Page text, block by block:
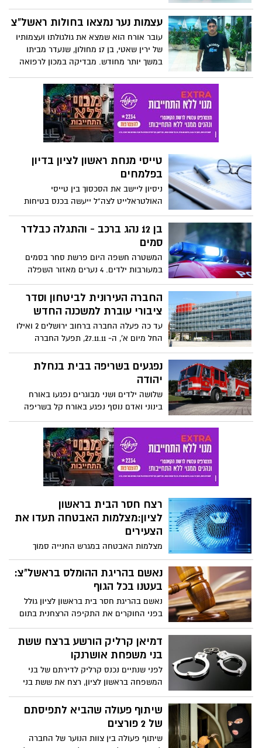
עשרות קורבנות, בהן אלמנות וגרושות, שלכד
ברשתו באתרי היכרויות.
עצמות נער נמצאו בחולות ראשל"צ
עובר אורח הוא שמצא את גולגולתו ועצמותיו
של ירין שאטי, בן 17 מחולון, שנעדר מביתו
במשך יותר מחודש. מבדיקה במכון לרפואה
קצר.
טייסי מנחת ראשון לציון בדיון
בפלמחים
ניסיון ליישב את הסכסוך בין טייסי
האולטראלייט לצה"ל ייעשה בכנס בטיחות
ראשון בבסיס חיל האוויר בפלמחים.
בן 12 נהג ברכב - והתגלה כבלדר
סמים
המשטרה חשפה היום פרשת סחר בסמים
במעורבות ילדים. 4 נערים מאזור השפלה
נעצרו בחשד ששימשו בלדרים בעסקות סמים
עם קטינים. אחד הנערים, בן 12.
החברה העירונית לביטחון וסדר
ציבורי עוברת למשכנה החדש
עד כה פעלה החברה ברחוב ירושלים 2 ואילו
החל מיום א', ה- 27.11.11, תפעל החברה
ממשכנה החדש ברחוב ז'בוטינסקי 61 , המבנה
הישן של תחנת המשטרה.
נפגעים בשריפה בבית בנחלת
יהודה
שלושה ילדים ושני מבוגרים נפגעו באורח
בינוני ואדם נוסף נפגע באורח קל בשריפה
שפרצה בבית ברחוב לוז בשכונת נחלת יהודה
רצח חסר הבית בראשון
לציון:מצלמות האבטחה תעדו את
הצעירים
מצלמות האבטחה במגרש החנייה סמוך
למועדון בו בילו שלושת החשודים בערב ראש
השנה לא משאירות מקום לספק. כך השאירו
הצעירים את הפצוע לדמם במגרש חנייה...
נאשם בהריגת ההומלס בראשל"צ:
בעטנו בכל הגוף
נאשם בהריגת חסר בית בראשון לציון גולל
בפני החוקרים את התקיפה הרצחנית בתום
בילוי רווי אלכוהול. "אחד הנאשמים נתן יותר
מכות מהשני...
דמיאן קרליק הורשע ברצח ששת
בני משפחת אושרנקו
לפני שנתיים נכנס קרליק לדירתם של בני
המשפחה בראשון לציון, רצח את ששת בני
המשפחה והצית את הבית. הבוקר הוא
הורשע בשישה סעיפי רצח, בשוד ובגניבה.
שיתוף פעולה שהביא לתפיסתם
של 2 פורצים
שיתוף פעולה בין צוות הנוער של החברה